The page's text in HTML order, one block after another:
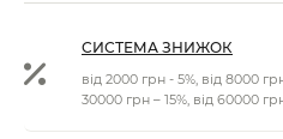
СИСТЕМА ЗНИЖОК
від 2000 грн - 5%, від 8000
30000 грн – 15%, від 60000